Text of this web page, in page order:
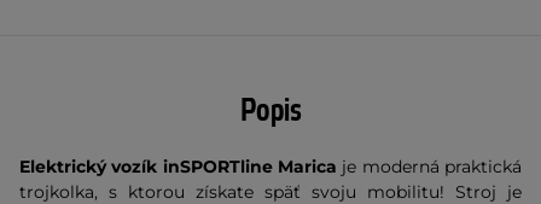
Popis
Elektrický vozík inSPORTline Marica je moderná praktická
trojkolka, s ktorou získate späť svoju mobilitu! Stroj je